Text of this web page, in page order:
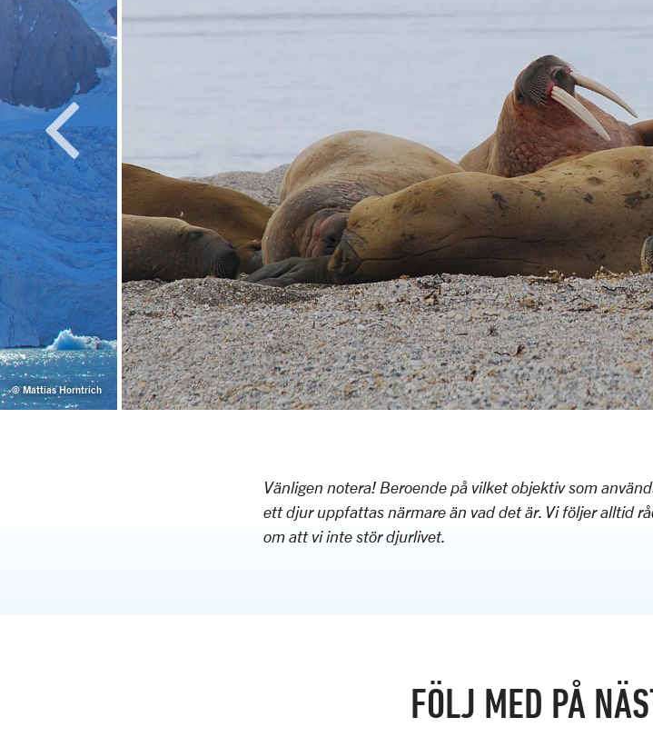
© Mattias Horntrich
Vänligen notera! Beroende på vilket objektiv som
ett djur uppfattas närmare än vad det är. Vi följer alltid
om att vi inte stör djurlivet.
FÖLJ MED PÅ